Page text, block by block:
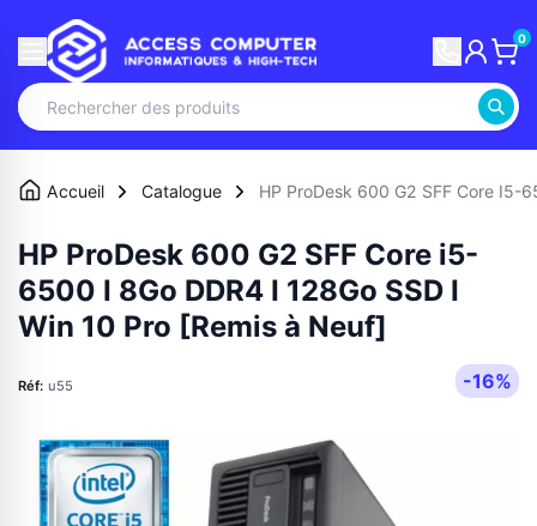
0
Accueil Catalogue HP ProDesk 600 G2 SFF Core I5-
HP ProDesk 600 G2 SFF Core i5-
6500 I 8Go DDR4 I 128Go SSD I
Win 10 Pro [Remis à Neuf]
Réf: u55 -16%